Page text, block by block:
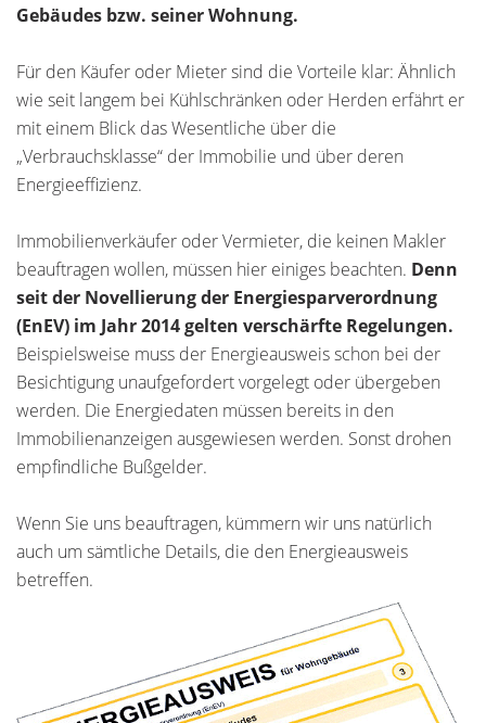
Gebäudes bzw. seiner Wohnung.
Für den Käufer oder Mieter sind die Vorteile klar: Ähnlich
wie seit langem bei Kühlschränken oder Herden erfährt er
mit einem Blick das Wesentliche über die
„Verbrauchsklasse“ der Immobilie und über deren
Energieeffizienz.
Immobilienverkäufer oder Vermieter, die keinen Makler
beauftragen wollen, müssen hier einiges beachten. Denn
seit der Novellierung der Energiesparverordnung
(EnEV) im Jahr 2014 gelten verschärfte Regelungen.
Beispielsweise muss der Energieausweis schon bei der
Besichtigung unaufgefordert vorgelegt oder übergeben
werden. Die Energiedaten müssen bereits in den
Immobilienanzeigen ausgewiesen werden. Sonst drohen
empfindliche Bußgelder.
Wenn Sie uns beauftragen, kümmern wir uns natürlich
auch um sämtliche Details, die den Energieausweis
betreffen.